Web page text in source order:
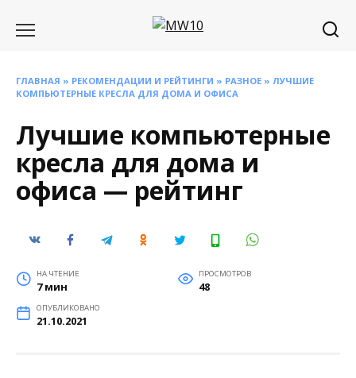
ГЛАВНАЯ » РЕКОМЕНДАЦИИ И РЕЙТИНГИ » РАЗНОЕ » ЛУЧШИЕ
КОМПЬЮТЕРНЫЕ КРЕСЛА ДЛЯ ДОМА И ОФИСА
Лучшие компьютерные
кресла для дома и
офиса — рейтинг
НА ЧТЕНИЕ
7 мин
ПРОСМОТРОВ
48
ОПУБЛИКОВАНО
21.10.2021